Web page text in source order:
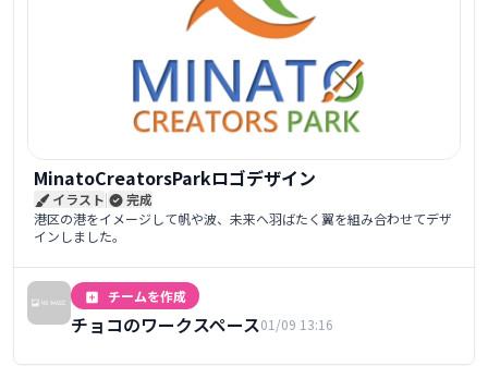
MinatoCreatorsParkロゴデザイン
イラスト|
完成
港区の港をイメージして帆や波、未来へ羽ばたく翼を組み合わせてデザ
インしました。
チームを作成
チョコのワークスペース01/09 13:16